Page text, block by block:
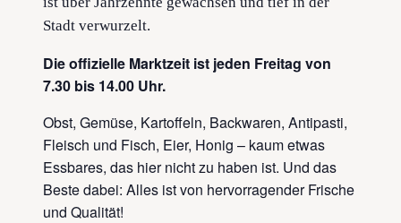
Stadt verwurzelt.
Die offizielle Marktzeit ist jeden Freitag von
7.30 bis 14.00 Uhr.
Obst, Gemüse, Kartoffeln, Backwaren, Antipasti,
Fleisch und Fisch, Eier, Honig – kaum etwas
Essbares, das hier nicht zu haben ist. Und das
Beste dabei: Alles ist von hervorragender Frische
und Qualität!